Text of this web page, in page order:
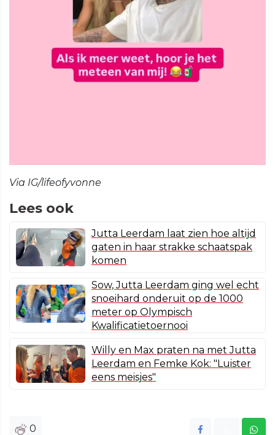
Via IG/lifeofyvonne
Lees ook
Jutta Leerdam laat zien hoe altijd
gaten in haar strakke schaatspak
komen
Sow, Jutta Leerdam ging wel echt
snoeihard onderuit op de 1000
meter op Olympisch
Kwalificatietoernooi
Willy en Max praten na met Jutta
Leerdam en Femke Kok: "Luister
eens meisjes"
0